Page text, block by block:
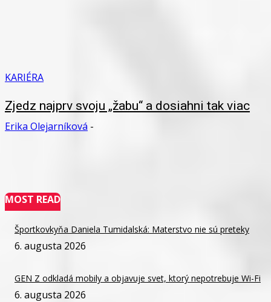
KARIÉRA
Zjedz najprv svoju „žabu“ a dosiahni tak viac
Erika Olejarníková -
MOST READ
Športkovkyňa Daniela Tumidalská: Materstvo nie sú preteky
6. augusta 2026
GEN Z odkladá mobily a objavuje svet, ktorý nepotrebuje Wi-Fi
6. augusta 2026